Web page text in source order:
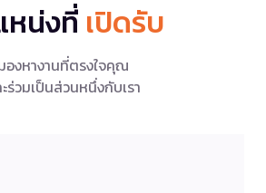
หน่งที่ เปิดรับ
องหางานที่ตรงใจคุณ
ร่วมเป็นส่วนหนึ่งกับเรา